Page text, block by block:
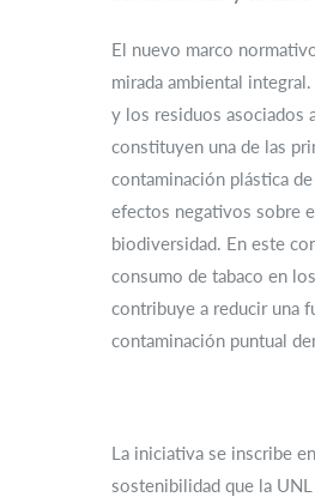
El nuevo marco
mirada ambiental
y los residuos asociados
constituyen una de las
contaminación plástica
efectos negativos sobre
biodiversidad. En este
consumo de tabaco en
contribuye a reducir una
contaminación puntual
La iniciativa se inscribe
sostenibilidad que la